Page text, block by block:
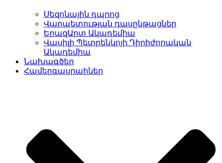
Սեզոնային դպրոց
Վարպետության դասընթացներ
ԵրազԱրտ Ակադեմիա
Վասիլի Պետրենկոյի Դիրիժորական
Ակադեմիա
Նախագծեր
Համերգասրահներ